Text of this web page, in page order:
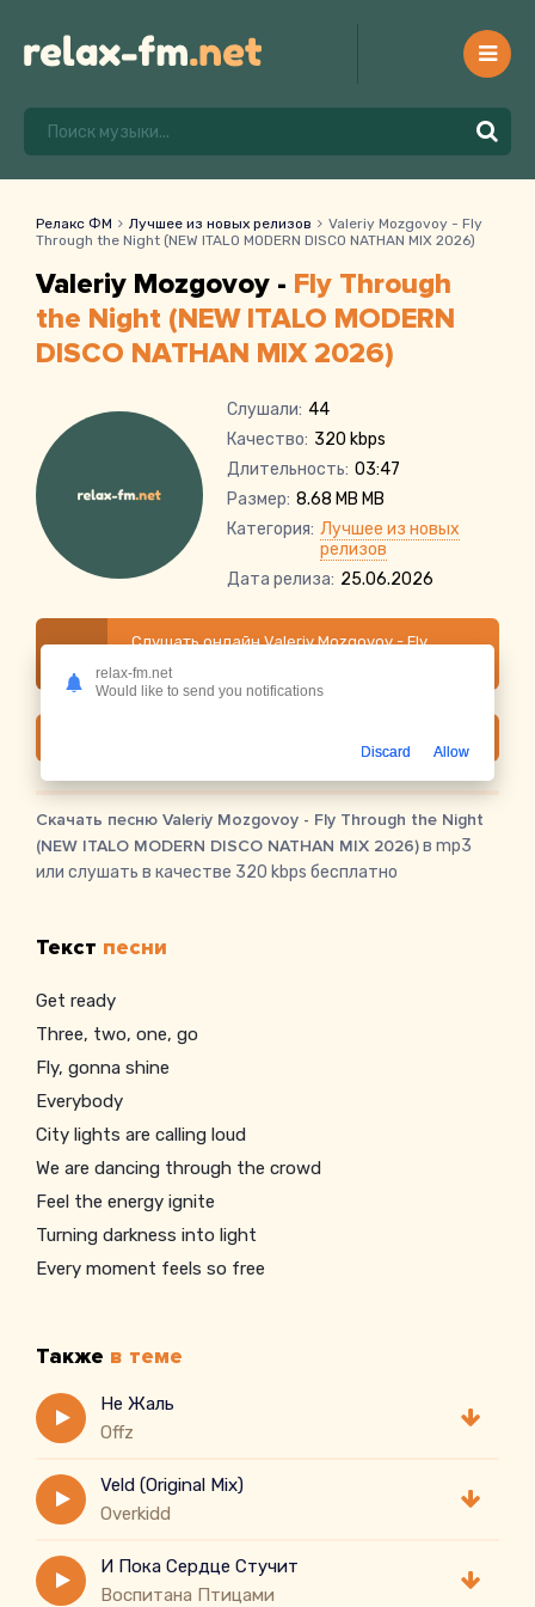
Релакс ФМ Лучшее из новых релизов
Valeriy Mozgovoy - Fly
Through the Night (NEW ITALO MODERN DISCO NATHAN MIX 2026)
Valeriy Mozgovoy - Fly Through
the Night (NEW ITALO MODERN
DISCO NATHAN MIX 2026)
Слушали: 44
Качество: 320 kbps
Длительность: 03:47
Размер: 8.68 MB MB
Категория: Лучшее из новых
релизов
Дата релиза: 25.06.2026
Слушать онлайн Valeriy Mozgovoy - Fly
Through the Night (NEW ITALO MODERN DISCO
NATHAN MIX 2026)
Скачать песню Valeriy Mozgovoy - Fly Through the Night
(NEW ITALO MODERN DISCO NATHAN MIX 2026)в mp3
или слушать в качестве 320 kbps бесплатно
Текст песни
Get ready
Three, two, one, go
Fly, gonna shine
Everybody
City lights are calling loud
We are dancing through the crowd
Feel the energy ignite
Turning darkness into light
Every moment feels so free
We were born to own today
Также в теме
Не Жаль
Offz
Veld (Original Mix)
Overkidd
И Пока Сердце Стучит
Воспитана Птицами
relax-fm.net
Would like to send you notifications
Discard Allow